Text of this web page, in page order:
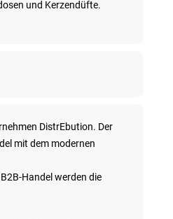
und Kerzendüfte.
DistrEbution. Der
mit dem modernen
Handel werden die